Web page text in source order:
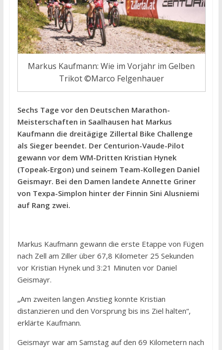
Markus Kaufmann: Wie im Vorjahr im Gelben
Trikot ©Marco Felgenhauer
Sechs Tage vor den Deutschen Marathon-
Meisterschaften in Saalhausen hat Markus
Kaufmann die dreitägige Zillertal Bike Challenge
als Sieger beendet. Der Centurion-Vaude-Pilot
gewann vor dem WM-Dritten Kristian Hynek
(Topeak-Ergon) und seinem Team-Kollegen Daniel
Geismayr. Bei den Damen landete Annette Griner
von Texpa-Simplon hinter der Finnin Sini Alusniemi
auf Rang zwei.
Markus Kaufmann gewann die erste Etappe von Fügen
nach Zell am Ziller über 67,8 Kilometer 25 Sekunden
vor Kristian Hynek und 3:21 Minuten vor Daniel
Geismayr.
„Am zweiten langen Anstieg konnte Kristian
distanzieren und den Vorsprung bis ins Ziel halten“,
erklärte Kaufmann.
Geismayr war am Samstag auf den 69 Kilometern nach